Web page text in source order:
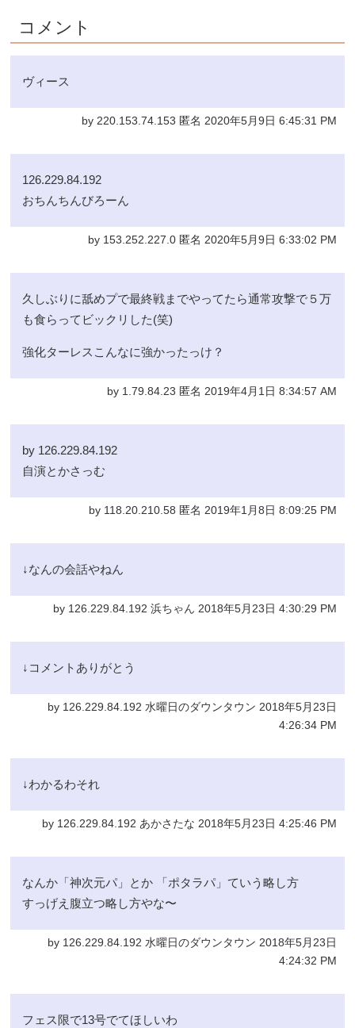
コメント
ヴィース
by 220.153.74.153 匿名 2020年5月9日 6:45:31 PM
126.229.84.192
おちんちんびろーん
by 153.252.227.0 匿名 2020年5月9日 6:33:02 PM
久しぶりに舐めプで最終戦までやってたら通常攻撃で５万
も食らってビックリした(笑)
強化ターレスこんなに強かったっけ？
by 1.79.84.23 匿名 2019年4月1日 8:34:57 AM
by 126.229.84.192
自演とかさっむ
by 118.20.210.58 匿名 2019年1月8日 8:09:25 PM
↓なんの会話やねん
by 126.229.84.192 浜ちゃん 2018年5月23日 4:30:29 PM
↓コメントありがとう
by 126.229.84.192 水曜日のダウンタウン 2018年5月23日
4:26:34 PM
↓わかるわそれ
by 126.229.84.192 あかさたな 2018年5月23日 4:25:46 PM
なんか「神次元パ」とか 「ポタラパ」ていう略し方
すっげえ腹立つ略し方やな〜
by 126.229.84.192 水曜日のダウンタウン 2018年5月23日
4:24:32 PM
フェス限で13号でてほしいわ